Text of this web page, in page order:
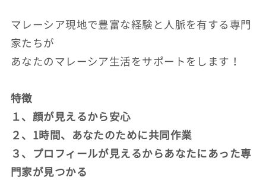
マレーシア現地で豊富な経験と人脈を有する専門
家たちが
あなたのマレーシア生活をサポートをします！
特徴
１、顔が見えるから安心
２、1時間、あなたのために共同作業
３、プロフィールが見えるからあなたにあった専
門家が見つかる